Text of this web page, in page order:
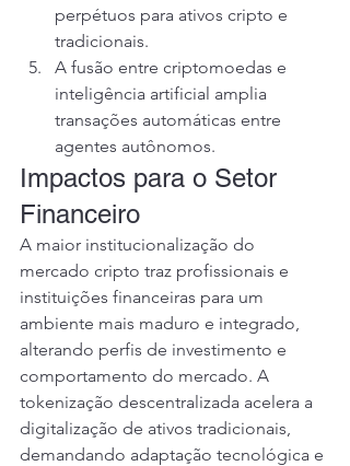
perpétuos para ativos cripto e
tradicionais.
A fusão entre criptomoedas e
inteligência artificial amplia
transações automáticas entre
agentes autônomos.
Impactos para o Setor
Financeiro
A maior institucionalização do
mercado cripto traz profissionais e
instituições financeiras para um
ambiente mais maduro e integrado,
alterando perfis de investimento e
comportamento do mercado. A
tokenização descentralizada acelera a
digitalização de ativos tradicionais,
demandando adaptação tecnológica e